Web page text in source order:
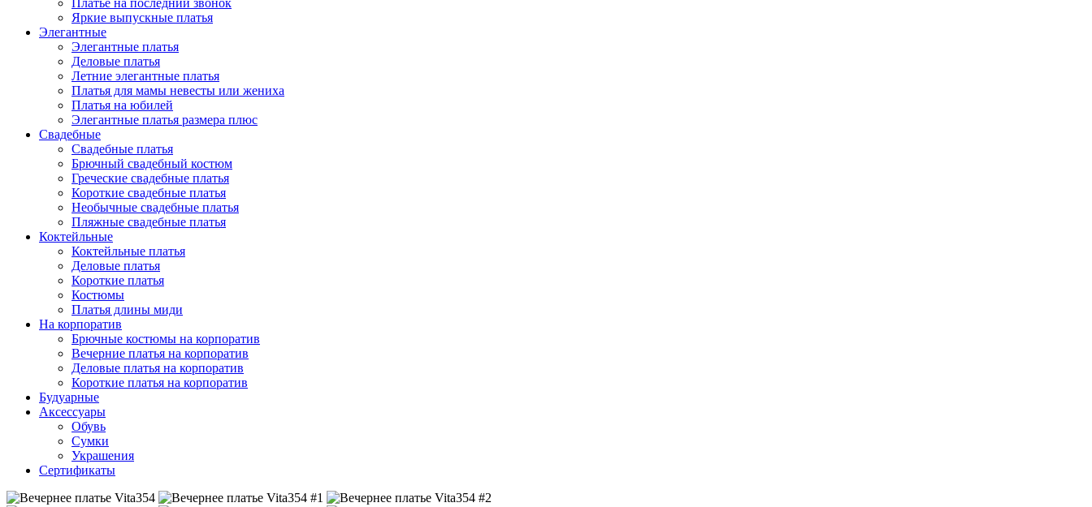
Платье на последний звонок
Яркие выпускные платья
Элегантные
Элегантные платья
Деловые платья
Летние элегантные платья
Платья для мамы невесты или жениха
Платья на юбилей
Элегантные платья размера плюс
Свадебные
Свадебные платья
Брючный свадебный костюм
Греческие свадебные платья
Короткие свадебные платья
Необычные свадебные платья
Пляжные свадебные платья
Коктейльные
Коктейльные платья
Деловые платья
Короткие платья
Костюмы
Платья длины миди
На корпоратив
Брючные костюмы на корпоратив
Вечерние платья на корпоратив
Деловые платья на корпоратив
Короткие платья на корпоратив
Будуарные
Аксессуары
Обувь
Сумки
Украшения
Сертификаты